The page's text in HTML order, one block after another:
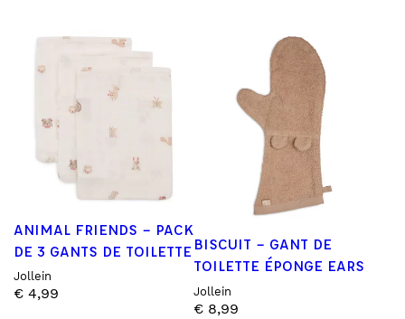
ANIMAL FRIENDS – PACK
DE 3 GANTS DE TOILETTE
Jollein
€ 4,99
BISCUIT – GANT DE
TOILETTE ÉPONGE EARS
Jollein
€ 8,99